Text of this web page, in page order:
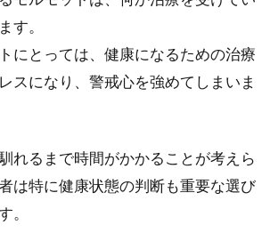
す。
にとっては、健康になるための治療
スになり、警戒心を強めてしまいま
れるまで時間がかかることが考えら
は特に健康状態の判断も重要な選び
。